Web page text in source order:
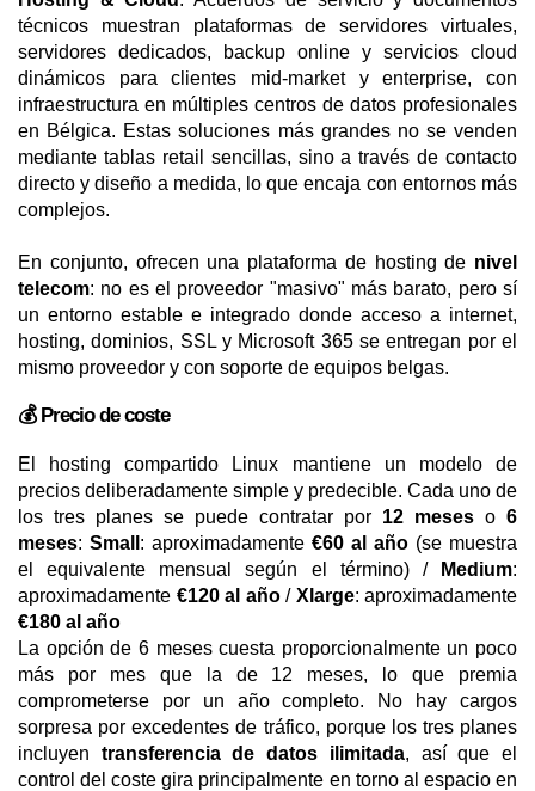
técnicos muestran plataformas de servidores virtuales,
servidores dedicados, backup online y servicios cloud
dinámicos para clientes mid-market y enterprise, con
infraestructura en múltiples centros de datos profesionales
en Bélgica. Estas soluciones más grandes no se venden
mediante tablas retail sencillas, sino a través de contacto
directo y diseño a medida, lo que encaja con entornos más
complejos.
En conjunto, ofrecen una plataforma de hosting de nivel
telecom: no es el proveedor "masivo" más barato, pero sí
un entorno estable e integrado donde acceso a internet,
hosting, dominios, SSL y Microsoft 365 se entregan por el
mismo proveedor y con soporte de equipos belgas.
💰 Precio de coste
El hosting compartido Linux mantiene un modelo de
precios deliberadamente simple y predecible. Cada uno de
los tres planes se puede contratar por 12 meses o 6
meses: Small : aproximadamente €60 al año (se muestra
el equivalente mensual según el término) /
Medium:
aproximadamente €120 al año/ Xlarge: aproximadamente
€180 al año
La opción de 6 meses cuesta proporcionalmente un poco
más por mes que la de 12 meses, lo que premia
comprometerse por un año completo. No hay cargos
sorpresa por excedentes de tráfico, porque los tres planes
incluyen transferencia de datos ilimitada, así que el
control del coste gira principalmente en torno al espacio en